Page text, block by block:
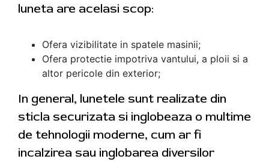
luneta are acelasi scop:
Ofera vizibilitate in spatele masinii;
Ofera protectie impotriva vantului, a ploii si a
altor pericole din exterior;
In general, lunetele sunt realizate din
sticla securizata si inglobeaza o multime
de tehnologii moderne, cum ar fi
incalzirea sau inglobarea diversilor